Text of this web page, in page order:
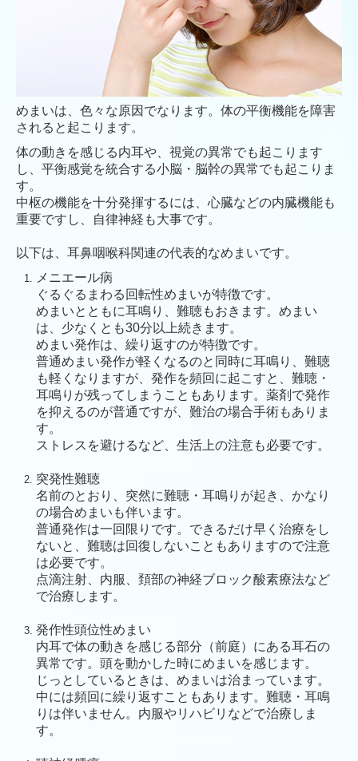
めまいは、色々な原因でなります。体の平衡機能を障害
されると起こります。
体の動きを感じる内耳や、視覚の異常でも起こります
し、平衡感覚を統合する小脳・脳幹の異常でも起こりま
す。
中枢の機能を十分発揮するには、心臓などの内臓機能も
重要ですし、自律神経も大事です。
以下は、耳鼻咽喉科関連の代表的なめまいです。
メニエール病
ぐるぐるまわる回転性めまいが特徴です。
めまいとともに耳鳴り、難聴もおきます。めまい
は、少なくとも30分以上続きます。
めまい発作は、繰り返すのが特徴です。
普通めまい発作が軽くなるのと同時に耳鳴り、難聴
も軽くなりますが、発作を頻回に起こすと、難聴・
耳鳴りが残ってしまうこともあります。薬剤で発作
を抑えるのが普通ですが、難治の場合手術もありま
す。
ストレスを避けるなど、生活上の注意も必要です。
突発性難聴
名前のとおり、突然に難聴・耳鳴りが起き、かなり
の場合めまいも伴います。
普通発作は一回限りです。できるだけ早く治療をし
ないと、難聴は回復しないこともありますので注意
は必要です。
点滴注射、内服、頚部の神経ブロック酸素療法など
で治療します。
発作性頭位性めまい
内耳で体の動きを感じる部分（前庭）にある耳石の
異常です。頭を動かした時にめまいを感じます。
じっとしているときは、めまいは治まっています。
中には頻回に繰り返すこともあります。難聴・耳鳴
りは伴いません。内服やリハビリなどで治療しま
す。